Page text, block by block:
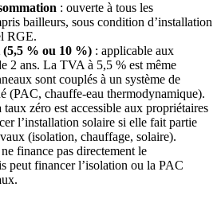
: ouverte à tous les
bailleurs, sous condition d’installation
RGE.
% ou 10 %) : applicable aux
2 ans. La TVA à 5,5 % est même
sont couplés à un système de
(PAC, chauffe-eau thermodynamique).
taux zéro est accessible aux propriétaires
l’installation solaire si elle fait partie
(isolation, chauffage, solaire).
ne finance pas directement le
peut financer l’isolation ou la PAC